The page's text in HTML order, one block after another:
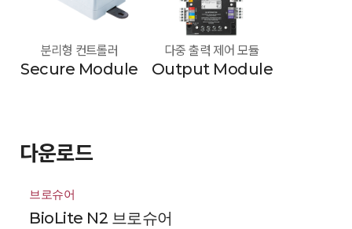
분리형 컨트롤러
Secure Module
다중 출력 제어 모듈
Output Module
다운로드
브로슈어
BioLite N2 브로슈어